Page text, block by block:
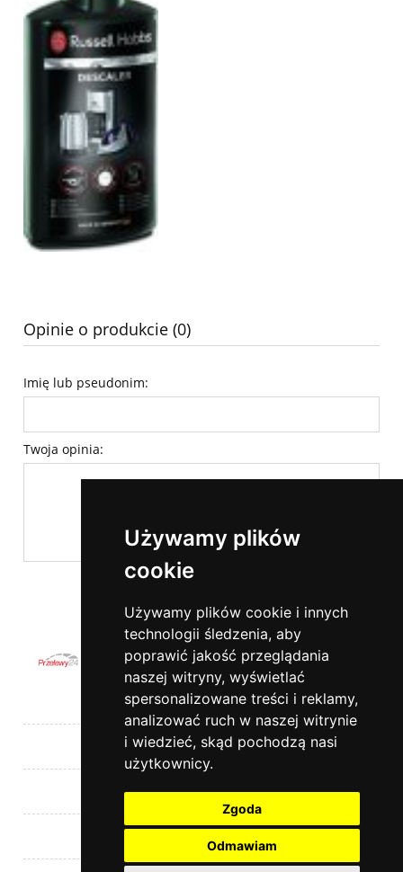
Używamy plików
cookie
Używamy plików cookie i innych
technologii śledzenia, aby
poprawić jakość przeglądania
naszej witryny, wyświetlać
spersonalizowane treści i reklamy,
analizować ruch w naszej witrynie
i wiedzieć, skąd pochodzą nasi
użytkownicy.
Zgoda
Odmawiam
Opinie o produkcie (0)
Imię lub pseudonim:
Twoja opinia:
Pomoc
Moje konto
Płatności i dostawa